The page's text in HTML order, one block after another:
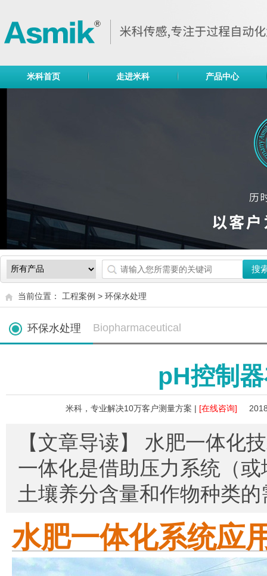
米科首页 走进米科 产品中心
当前位置： 工程案例 > 环保水处理
环保水处理 Biopharmaceutical
pH控制
米科，专业解决10万客户测量方案 | [在线咨询]
【文章导读】 水肥一体化
一体化是借助压力系统（
土壤养分含量和作物种类
水肥一体化系统应